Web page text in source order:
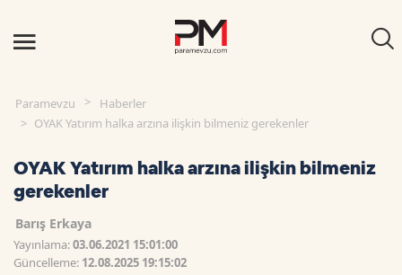
Paramevzu
Haberler
OYAK Yatırım halka arzına ilişkin bilmeniz gerekenler
OYAK Yatırım halka arzına ilişkin bilmeniz
gerekenler
Barış Erkaya
Yayınlama:03.06.2021 15:01:00
Güncelleme: 12.08.2025 19:15:02